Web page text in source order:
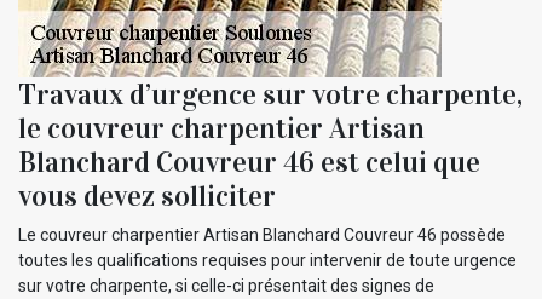
Travaux d’urgence sur votre charpente,
le couvreur charpentier Artisan
Blanchard Couvreur 46 est celui que
vous devez solliciter
Le couvreur charpentier Artisan Blanchard Couvreur 46 possède
toutes les qualifications requises pour intervenir de toute urgence
sur votre charpente, si celle-ci présentait des signes de